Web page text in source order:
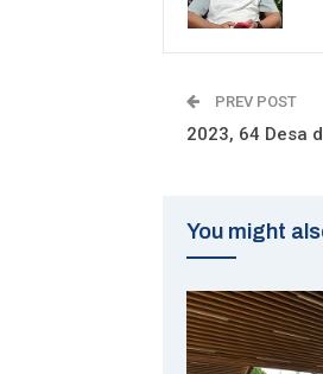
PREV POST
2023, 64 Desa
You might